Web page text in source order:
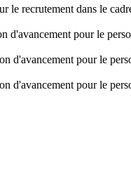
recrutement dans le
pour le
d'avancement pour le
pour le